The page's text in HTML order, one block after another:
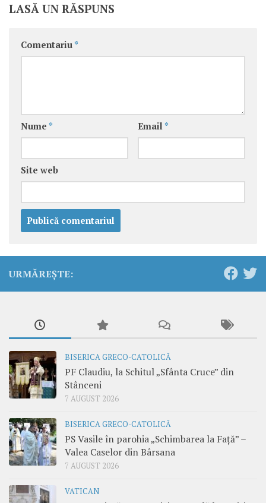
LASĂ UN RĂSPUNS
Comentariu *
Nume * Email *
Site web
URMĂREȘTE:
BISERICA GRECO-CATOLICĂ
PF Claudiu, la Schitul „Sfânta Cruce” din
Stânceni
7 AUGUST 2026
BISERICA GRECO-CATOLICĂ
PS Vasile în parohia „Schimbarea la Față” –
Valea Caselor din Bârsana
7 AUGUST 2026
VATICAN